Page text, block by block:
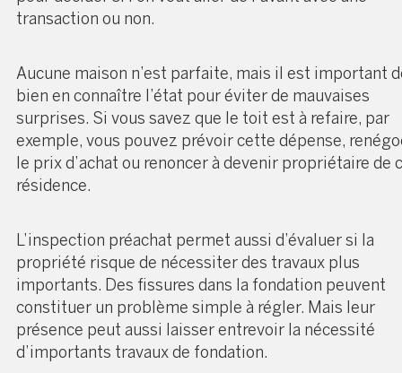
transaction ou non.
Aucune maison n’est parfaite, mais il est important
bien en connaître l’état pour éviter de mauvaises
surprises. Si vous savez que le toit est à refaire, par
exemple, vous pouvez prévoir cette dépense,
le prix d’achat ou renoncer à devenir propriétaire de
résidence.
L’inspection préachat permet aussi d’évaluer si la
propriété risque de nécessiter des travaux plus
importants. Des fissures dans la fondation peuvent
constituer un problème simple à régler. Mais leur
présence peut aussi laisser entrevoir la nécessité
d’importants travaux de fondation.